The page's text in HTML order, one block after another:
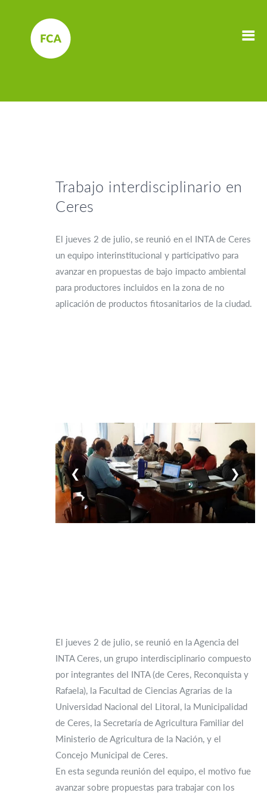
Trabajo interdisciplinario en
Ceres
El jueves 2 de julio, se reunió en el INTA de Ceres
un equipo interinstitucional y participativo para
avanzar en propuestas de bajo impacto ambiental
para productores incluidos en la zona de no
aplicación de productos fitosanitarios de la ciudad.
❮ ❯
El jueves 2 de julio, se reunió en la Agencia del
INTA Ceres, un grupo interdisciplinario compuesto
por integrantes del INTA (de Ceres, Reconquista y
Rafaela), la Facultad de Ciencias Agrarias de la
Universidad Nacional del Litoral, la Municipalidad
de Ceres, la Secretaría de Agricultura Familiar del
Ministerio de Agricultura de la Nación, y el
Concejo Municipal de Ceres.
En esta segunda reunión del equipo, el motivo fue
avanzar sobre propuestas para trabajar con los